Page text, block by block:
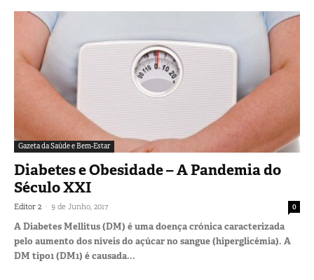
Gazeta da Saúde e Bem-Estar
Diabetes e Obesidade – A Pandemia do
Século XXI
Editor 2 - 9 de Junho, 2017 0
A Diabetes Mellitus (DM) é uma doença crónica caracterizada
pelo aumento dos níveis do açúcar no sangue (hiperglicémia). A
DM tipo1 (DM1) é causada...